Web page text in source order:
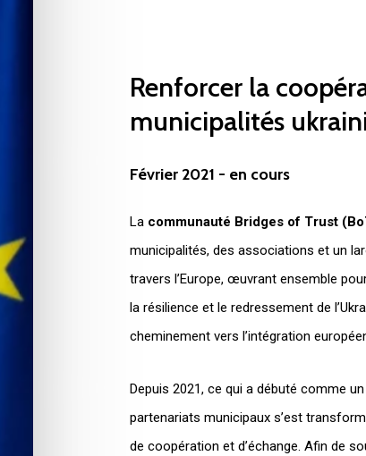
Renforcer la
municipalités
Février 2021 - en cours
La communauté Bridges of Trust
municipalités, des associations et un
travers l’Europe, œuvrant ensemble
la résilience et le redressement de
cheminement vers l’intégration
Depuis 2021, ce qui a débuté comme
partenariats municipaux s’est
de coopération et d’échange. Afin de